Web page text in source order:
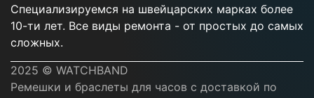
Специализируемся на швейцарских марках более
10-ти лет. Все виды ремонта - от простых до самых
сложных.
2025 © WATCHBAND
Ремешки и браслеты для часов с доставкой по